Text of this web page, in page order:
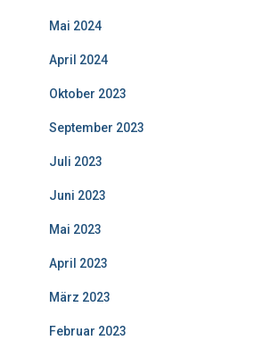
Mai 2024
April 2024
Oktober 2023
September 2023
Juli 2023
Juni 2023
Mai 2023
April 2023
März 2023
Februar 2023